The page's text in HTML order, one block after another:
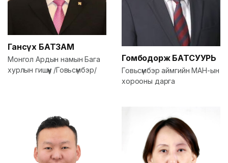
Гансүх БАТЗАМ
Монгол Ардын намын Бага
хурлын гишүүн /Говьсүмбэр/
Гомбодорж БАТСУУРЬ
Говьсүмбэр аймгийн МАН-ын
хорооны дарга